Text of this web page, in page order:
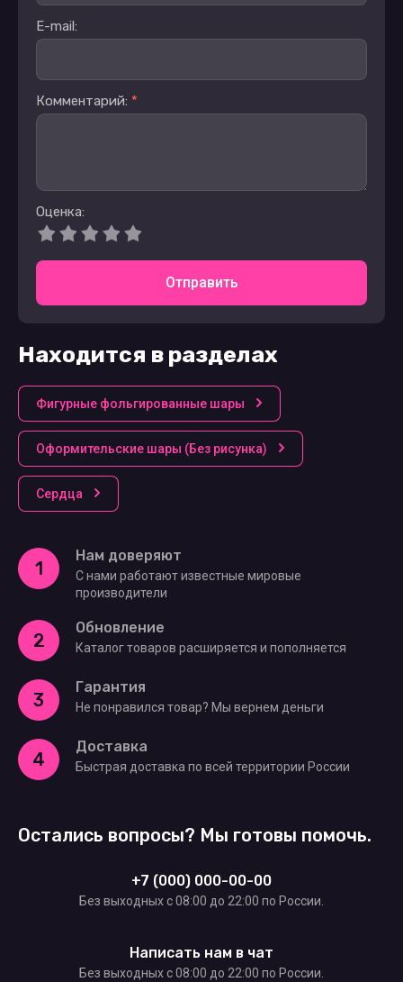
E-mail:
Комментарий: *
Оценка:
Отправить
Находится в разделах
Фигурные фольгированные шары
Оформительские шары (Без рисунка)
Сердца
1
Нам доверяют
С нами работают известные мировые
производители
2
Обновление
Каталог товаров расширяется и пополняется
3
Гарантия
Не понравился товар? Мы вернем деньги
4
Доставка
Быстрая доставка по всей территории России
Остались вопросы? Мы готовы помочь.
+7 (000) 000-00-00
Без выходных c 08:00 до 22:00 по России.
Написать нам в чат
Без выходных c 08:00 до 22:00 по России.